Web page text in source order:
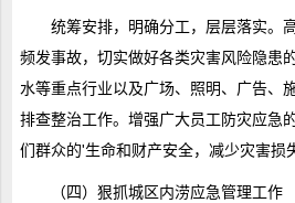
统筹安排，明确分工，层层落实。
频发事故，切实做好各类灾害风险隐患
水等重点行业以及广场、照明、广告、
排查整治工作。增强广大员工防灾应急
们群众的'生命和财产安全，减少灾害损
（四）狠抓城区内涝应急管理工作